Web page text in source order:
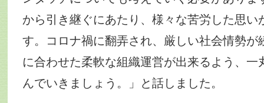
から引き継ぐにあたり、様々な苦労した思い
す。コロナ禍に翻弄され、厳しい社会情勢が
に合わせた柔軟な組織運営が出来るよう、一
んでいきましょう。」と話しました。